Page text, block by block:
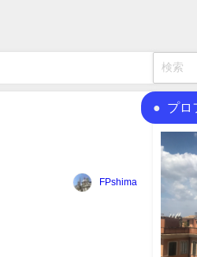
FPshima
プロ